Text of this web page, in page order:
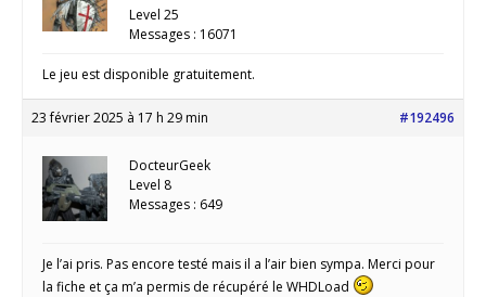
Level 25
Messages : 16071
Le jeu est disponible gratuitement.
23 février 2025 à 17 h 29 min #192496
DocteurGeek
Level 8
Messages : 649
Je l’ai pris. Pas encore testé mais il a l’air bien sympa. Merci pour
la fiche et ça m’a permis de récupéré le WHDLoad